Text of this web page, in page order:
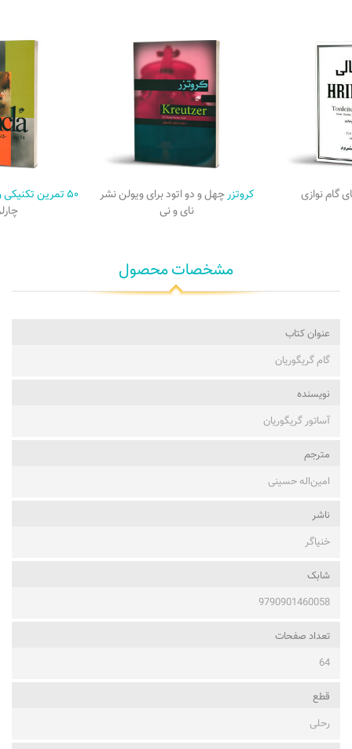
گام نوازی کروتزرچهل و دو اتود برای ویولن نشر
نای و نی
۵۰ تمرین تکنیکی ویولن برای دست چپ
مشخصات محصول
عنوان کتاب
گام گریگوریان
نویسنده
آساتور گریگوریان
مترجم
امین‌اله حسینی
ناشر
خنیاگر
شابک
9790901460058
تعداد صفحات
64
قطع
رحلی